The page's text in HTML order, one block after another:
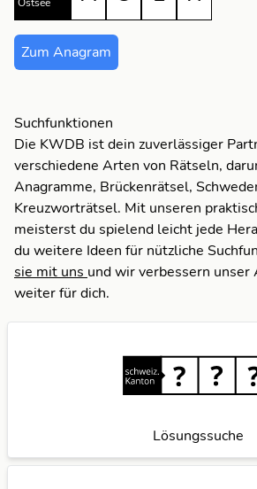
N
O
E
M
N
O
N
Zum Anagram
Suchfunktionen
Die KWDB ist dein zuverlässiger
verschiedene Arten von Rätseln,
Anagramme, Brückenrätsel,
Kreuzworträtsel. Mit unseren
meisterst du spielend leicht jede
du weitere Ideen für nützliche
sie mit uns und wir verbessern unser
weiter für dich.
Lösungssuche